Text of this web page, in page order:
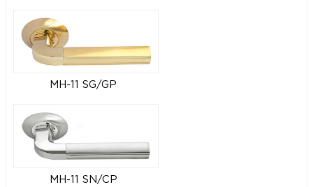
MH-11 SG/GP
MH-11 SN/CP